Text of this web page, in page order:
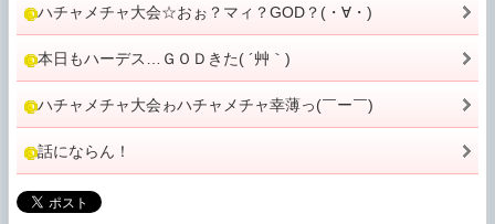
ハチャメチャ大会☆おぉ？マィ？GOD？(・∀・)
本日もハーデス…ＧＯＤきた( ´艸｀)
ハチャメチャ大会ゎハチャメチャ幸薄っ(￣ー￣)
話にならん！